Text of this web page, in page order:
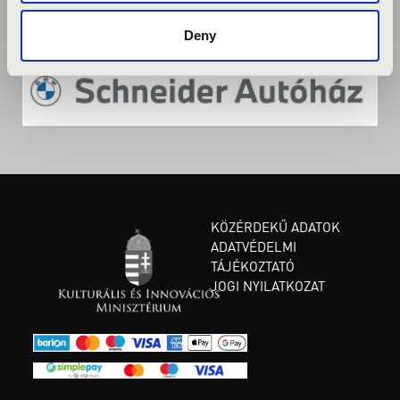
Deny
KÖZÉRDEKŰ ADATOK
ADATVÉDELMI
TÁJÉKOZTATÓ
JOGI NYILATKOZAT